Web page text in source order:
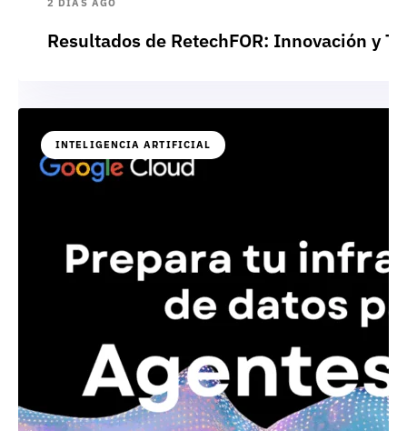
2 DÍAS AGO
Resultados de RetechFOR: Innovación y
INTELIGENCIA ARTIFICIAL